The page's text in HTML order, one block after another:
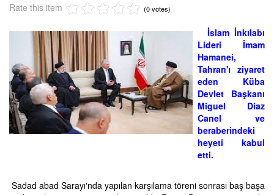
Rate this item (0 votes)
İslam İnkılabı
Lideri İmam
Hamanei,
Tahran'ı ziyaret
eden Küba
Devlet Başkanı
Miguel Diaz
Canel ve
beraberindeki
heyeti kabul
etti.
Sadad abad Sarayı'nda yapılan karşılama töreni sonrası baş başa